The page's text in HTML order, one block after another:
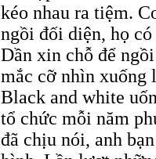
kéo nhau ra tiệm.
ngồi đối diện, họ
Dần xin chỗ để
mắc cỡ nhìn xuống
Black and white
tổ chức mỗi năm
đã chịu nói, anh